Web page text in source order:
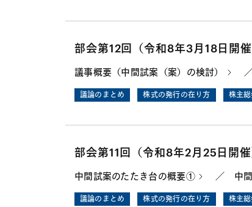
部会第12回（令和8年3月18日開催
議事概要（中間試案（案）の検討） ／
議論のまとめ 株式の発行の在り方 株主
部会第11回（令和8年2月25日開催
中間試案のたたき台の概要① ／ 中
議論のまとめ 株式の発行の在り方 株主